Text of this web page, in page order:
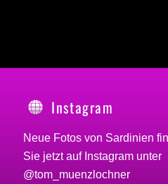
Instagram
Neue Fotos von Sardinien
Sie jetzt auf Instagram unter
@tom_muenzlochner